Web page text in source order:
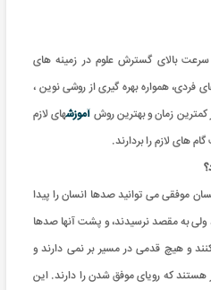
سرعت بالای گسترش علوم در زمینه های
فردی، همواره بهره گیری از روشی نوین ،
کمترین زمان و بهترین روش آموزشهای لازم
های لازم را بردارند.
موفقی می توانید صدها انسان را پیدا
ولی به مقصد نرسیدند، و پشت آنها صدها
و هیچ قدمی در مسیر بر نمی دارند و
که رویای موفق شدن را دارند. این